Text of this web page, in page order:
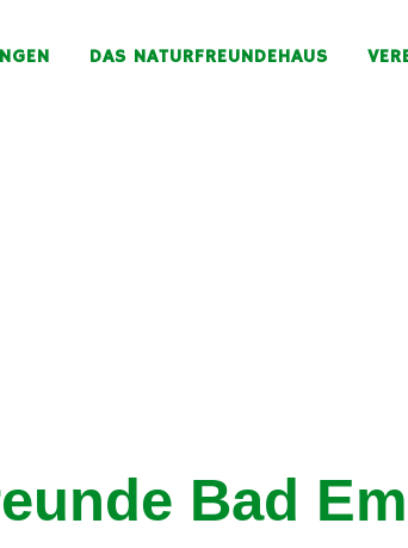
DAS NATURFREUNDEHAUS
Bad